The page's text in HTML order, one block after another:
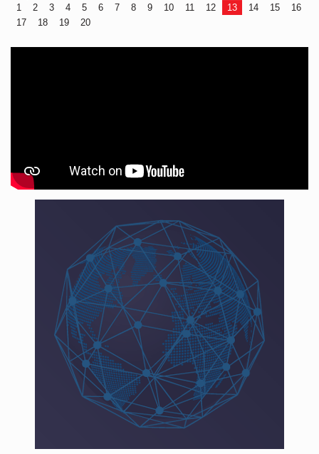
1 2 3 4 5 6 7 8 9 10 11 12 13 14 15
16
17
18 19 20